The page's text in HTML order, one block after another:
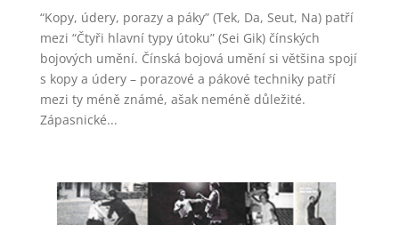
“Kopy, údery, porazy a páky” (Tek, Da, Seut, Na) patří
mezi “Čtyři hlavní typy útoku” (Sei Gik) čínských
bojových umění. Čínská bojová umění si většina spojí
s kopy a údery – porazové a pákové techniky patří
mezi ty méně známé, ašak neméně důležité.
Zápasnické...